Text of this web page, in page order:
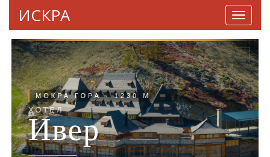
ИСКРА